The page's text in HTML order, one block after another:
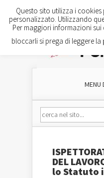
MENU
DEL
lo Statuto
Questo sito utilizza i
personalizzato. Utilizzando
Per maggiori informazioni
bloccarli si prega di leggere la